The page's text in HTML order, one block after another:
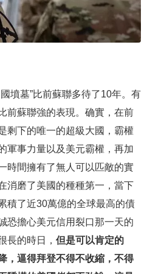
墳墓”比前蘇聯多待了10年。有
前蘇聯強的表現。确實，在前
剩下的唯一的超級大國，霸權
軍事力量以及美元霸權，再加
時間擁有了無人可以匹敵的實
消磨了美國的種種第一，當下
積了近30萬億的全球最高的債
恐擔心美元信用裂口那一天的
長的時日， 但是可以肯定的
，逼得拜登不得不收縮，不得